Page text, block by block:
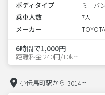
ボディタイプ ミニバ
乗車人数 7人
メーカー
6時間で1,000円
距離料金 240円/10km
小伝馬町駅から 3014m